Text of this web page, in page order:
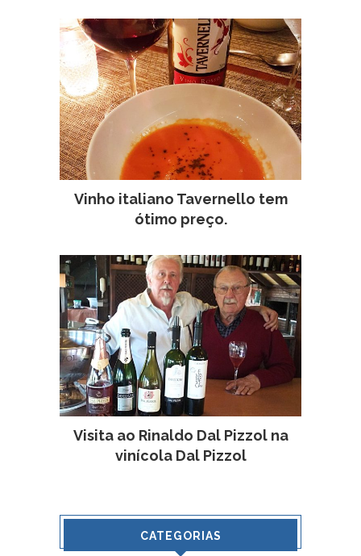
Vinho italiano Tavernello tem
ótimo preço.
Visita ao Rinaldo Dal Pizzol na
vinícola Dal Pizzol
CATEGORIAS